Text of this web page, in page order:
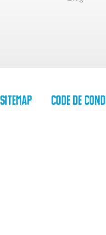
SiteMap Code de